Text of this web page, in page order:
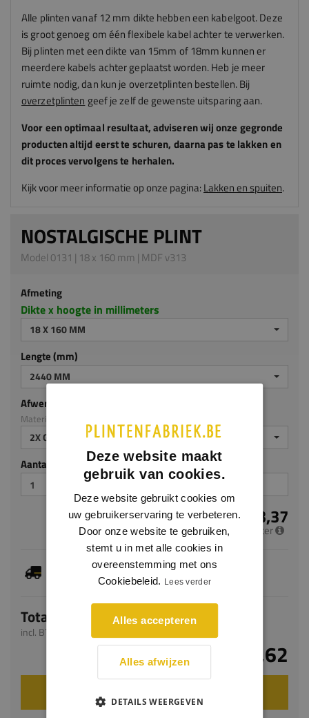
Alle plinten vanaf 12 mm dikte hebben een kabelgoot. Deze
is groot genoeg om één flexibele kabel achter te verwerken.
Bij plinten met een dikte van 15mm of 18mm kunnen er
meerdere kabels achter geplaatst worden.Heb je meer
ruimte nodig, dan kun je overzetplinten bestellen. Bij
overzetplinten geef je zelf de gewenste uitsparing aan.
Voor een optimaal resultaat, adviserenwijonze gegronde
producten altijd eerst te schuren, daarna pas te lakken en
dit proces vervolgens te herhalen.
Kijk voor meer informatie op onze pagina:Lakken en spuiten.
NOSTALGISCHE PLINT
Model 0131 | 18 x 160 mm | MDF v313
Afmeting
Dikte x hoogte in millimeters
18 X 160 MM
Lengte (mm)
2440 MM
Afwerking
Materiaal: MDF v313
2X GEGROND
Aantal stuks
€ 13,37
per meter
Je hebt gekozen voor maatwerk, de verwachte
levertijd bedraagt 5-7 werkdagen
Totaal
incl. BTW
€ 32,62
VOEG TOE AAN WINKELWAGEN
Deze website maakt
gebruik van cookies.
Deze website gebruikt cookies om
uw gebruikerservaring te verbeteren.
Door onze website te gebruiken,
stemt u in met alle cookies in
overeenstemming met ons
Cookiebeleid. Lees verder
Alles accepteren
Alles afwijzen
DETAILS WEERGEVEN